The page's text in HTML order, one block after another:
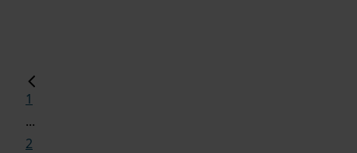
1
...
2